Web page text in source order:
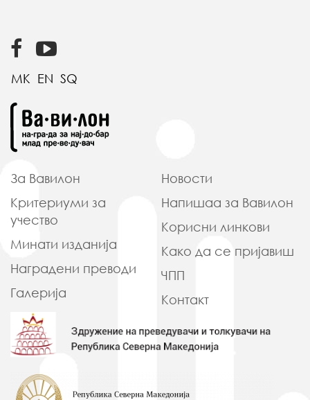
MK EN SQ
За Вавилон
Критериуми за
учество
Минати изданија
Наградени преводи
Галерија
Новости
Напишаа за Вавилон
Корисни линкови
Како да се пријавиш
ЧПП
Контакт